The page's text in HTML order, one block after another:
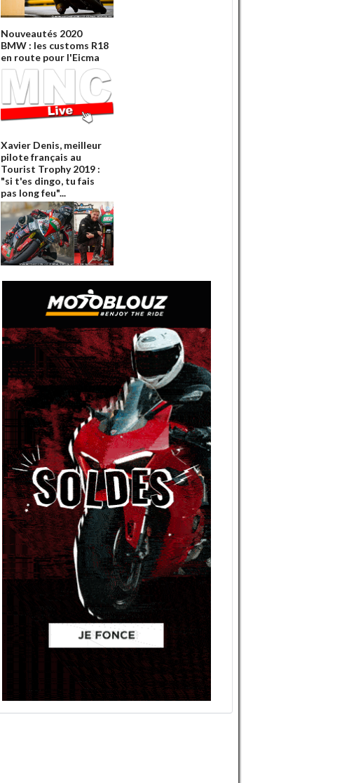
Nouveautés 2020
BMW : les customs R18
en route pour l'Eicma
Xavier Denis, meilleur
pilote français au
Tourist Trophy 2019 :
"si t'es dingo, tu fais
pas long feu"...